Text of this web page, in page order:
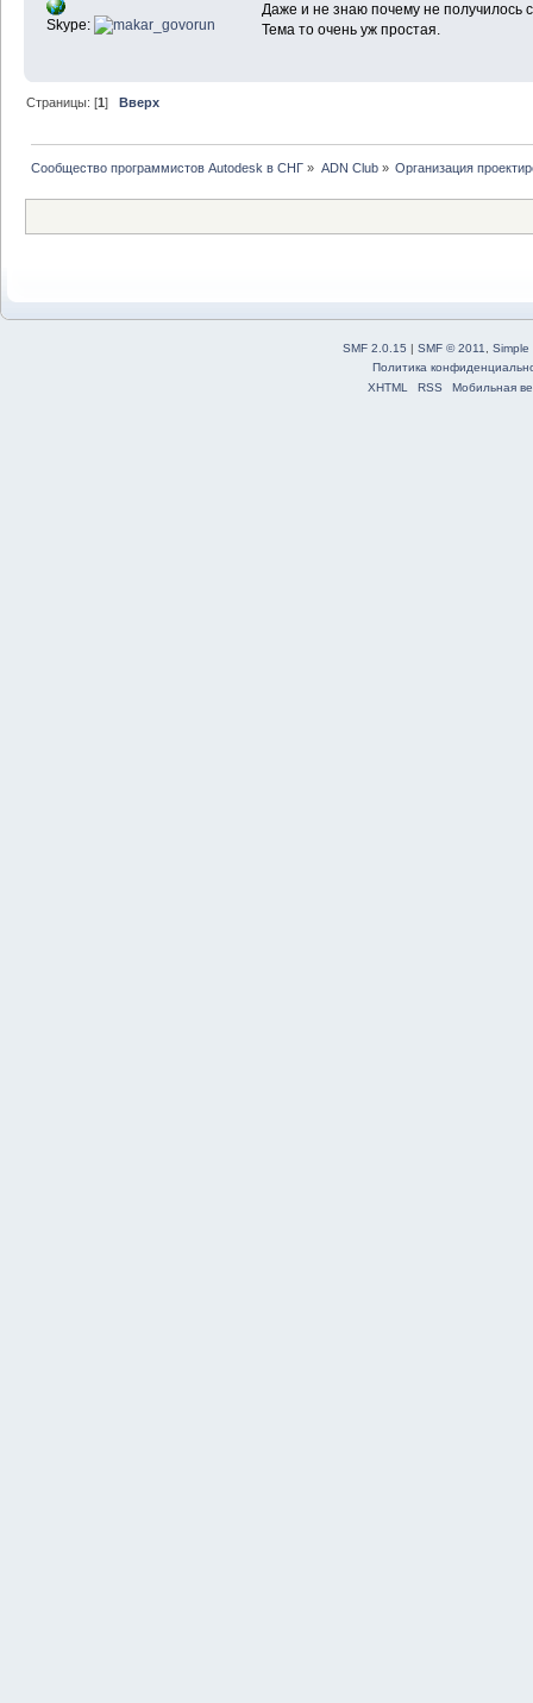
Skype:
Даже и не знаю почему не получилось
Тема то очень уж простая.
Страницы: [1] Вверх
Сообщество программистов Autodesk в СНГ » ADN Club» Организация
SMF 2.0.15 | SMF © 2011
Simple
Политика
XHTML
RSS Мобильная